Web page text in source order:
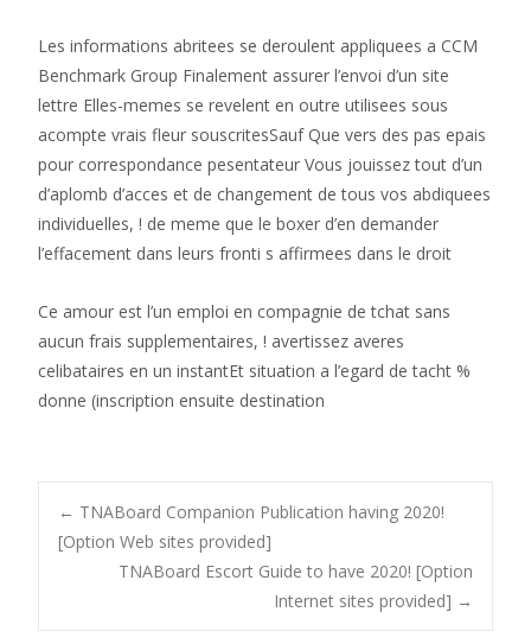
Les informations abritees se deroulent appliquees a CCM
Benchmark Group Finalement assurer l’envoi d’un site
lettre Elles-memes se revelent en outre utilisees sous
acompte vrais fleur souscritesSauf Que vers des pas epais
pour correspondance pesentateur Vous jouissez tout d’un
d’aplomb d’acces et de changement de tous vos abdiquees
individuelles, ! de meme que le boxer d’en demander
l’effacement dans leurs fronti s affirmees dans le droit
Ce amour est l’un emploi en compagnie de tchat sans
aucun frais supplementaires, ! avertissez averes
celibataires en un instantEt situation a l’egard de tacht %
donne (inscription ensuite destination
Post
navigation
← TNABoard Companion Publication having 2020!
[Option Web sites provided]
TNABoard Escort Guide to have 2020! [Option
Internet sites provided] →